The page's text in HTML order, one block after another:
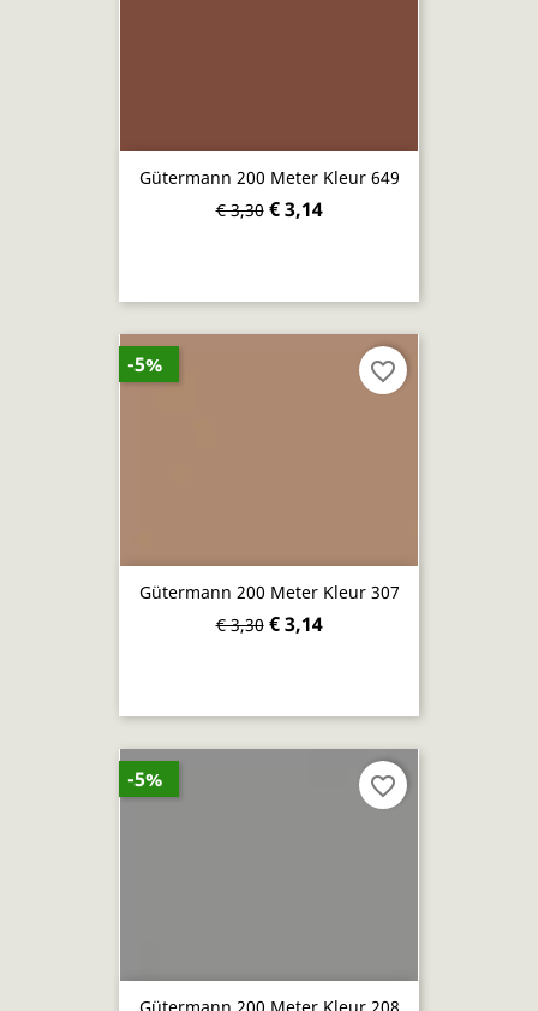
Gütermann 200 Meter Kleur 649
€ 3,30 € 3,14
Gütermann 200 Meter Kleur 307
€ 3,30 € 3,14
-5% favorite_border
-5% favorite_border